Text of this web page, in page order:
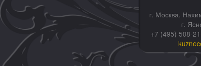
г. Москва,
г.
+7 (495) 508-